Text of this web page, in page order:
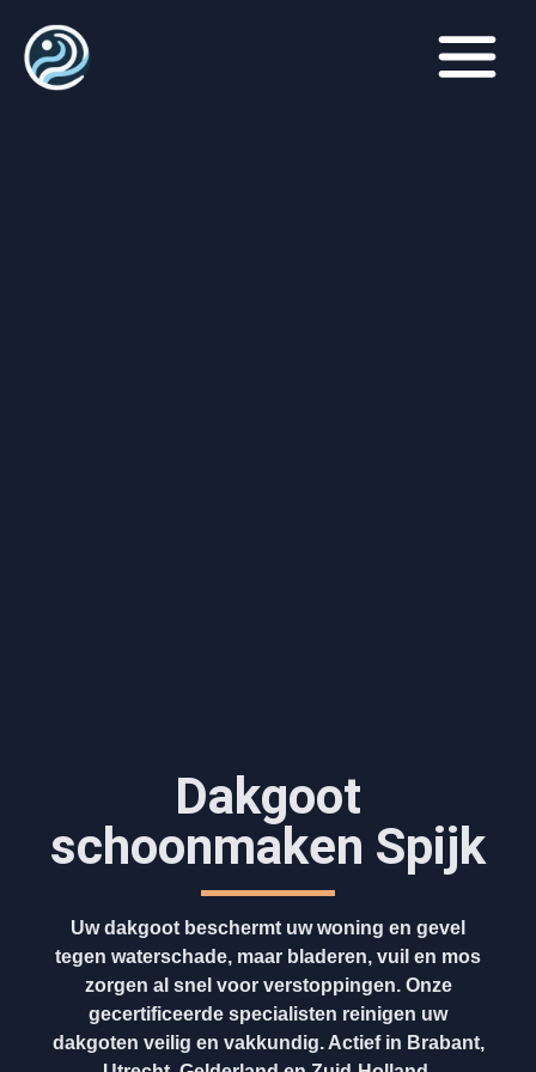
Dakgoot
schoonmaken​ Spijk
Uw dakgoot beschermt uw woning en gevel
tegen waterschade, maar bladeren, vuil en mos
zorgen al snel voor verstoppingen. Onze
gecertificeerde specialisten reinigen uw
dakgoten veilig en vakkundig. Actief in Brabant,